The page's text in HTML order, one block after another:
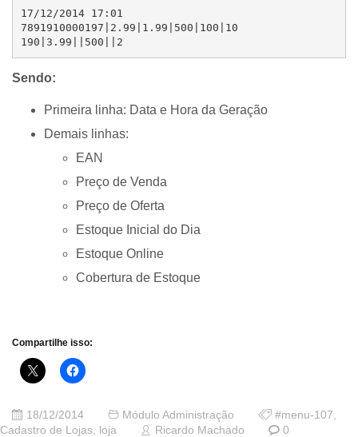
17/12/2014 17:01
7891910000197|2.99|1.99|500|100|10
190|3.99||500||2
Sendo:
Primeira linha: Data e Hora da Geração
Demais linhas:
EAN
Preço de Venda
Preço de Oferta
Estoque Inicial do Dia
Estoque Online
Cobertura de Estoque
Compartilhe isso:
18/12/2014 Módulo Administração #menu-107
Cadastro de Lojas
loja Ricardo Machado 0